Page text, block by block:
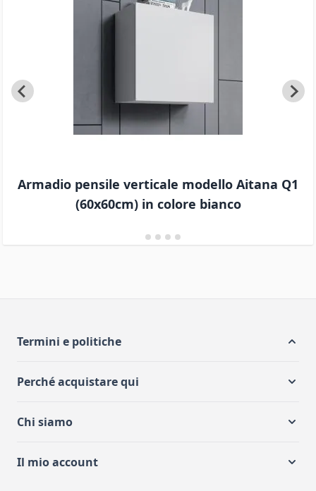
Armadio pensile verticale modello Aitana Q1
(60x60cm) in colore bianco
Termini e politiche
Perché acquistare qui
Chi siamo
Il mio account